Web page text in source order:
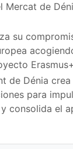
Mercat de
su
de Dénia
para
consolida el